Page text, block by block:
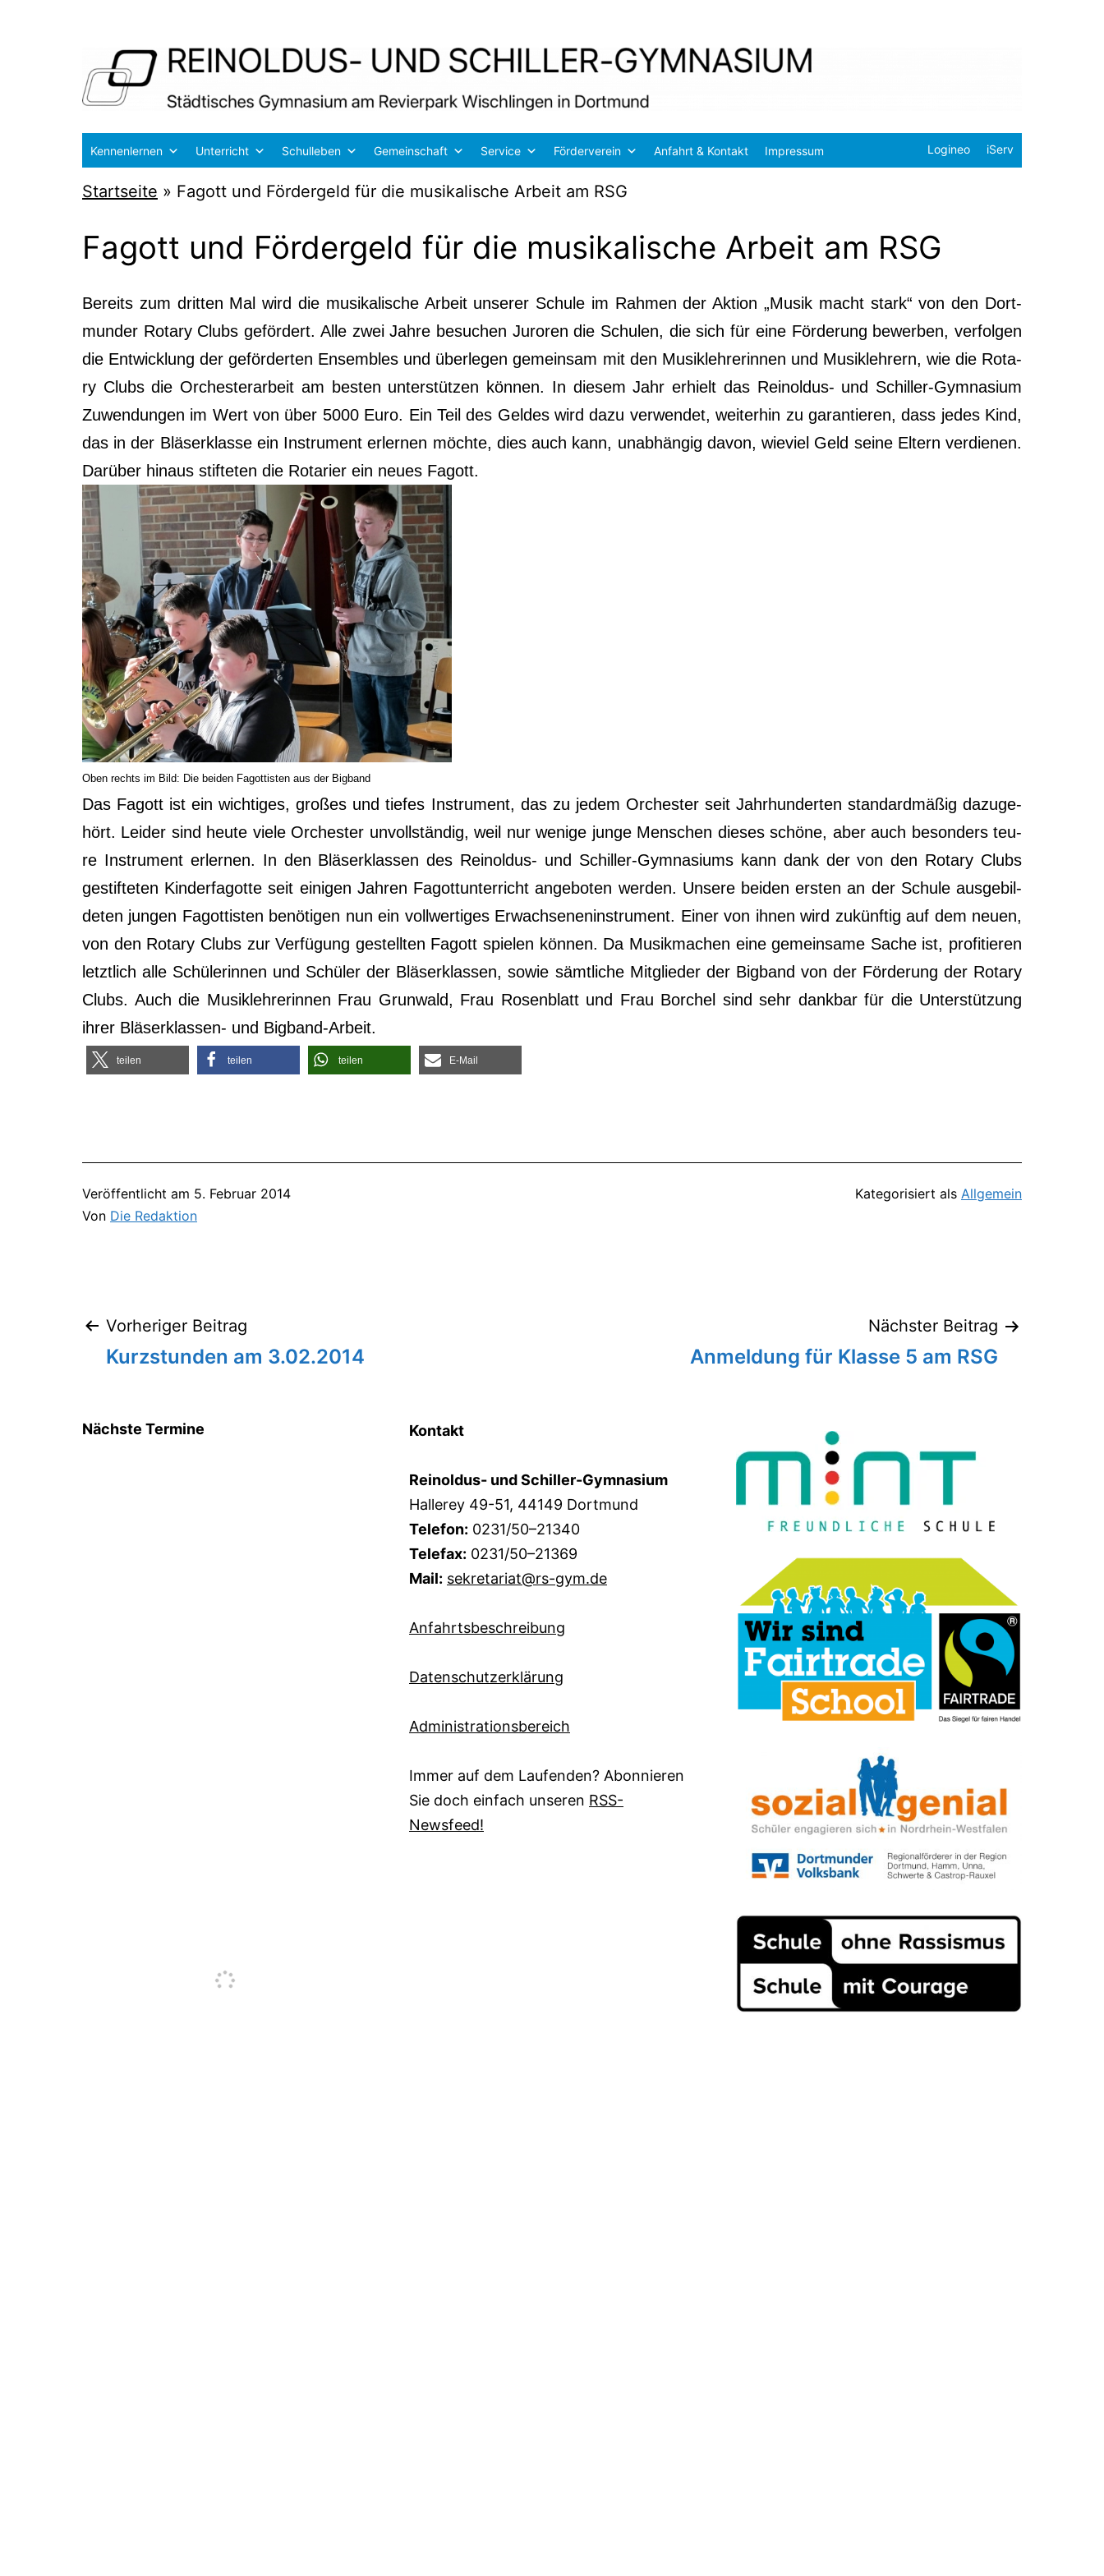
Reinoldus-
und
Schiller-
Dortmund
Kennenlernen Unterricht Schulleben Gemeinschaft Service Förderverein Anfahrt & Kontakt Impressum iServ
Logineo
Startseite » Fagott und Fördergeld für die musikalische Arbeit am RSG
Fagott und Fördergeld für die musikalische Arbeit am RSG
Bereits zum drit­ten Mal wird die musi­ka­li­sche Arbeit unse­rer Schu­le im Rah­men der Akti­on „Musik macht stark“ von den Dort­
mun­der Rota­ry Clubs geför­dert. Alle zwei Jah­re besu­chen Juro­ren die Schu­len, die sich für eine För­de­rung bewer­ben, ver­fol­gen
die Ent­wick­lung der geför­der­ten Ensem­bles und über­le­gen gemein­sam mit den Musik­leh­re­rin­nen und Musik­leh­rern, wie die Rota­
ry Clubs die Orches­ter­ar­beit am bes­ten unter­stüt­zen kön­nen. In die­sem Jahr erhielt das Rein­ol­dus- und Schil­ler-Gym­na­si­um
Zuwen­dun­gen im Wert von über 5000 Euro. Ein Teil des Gel­des wird dazu ver­wen­det, wei­ter­hin zu garan­tie­ren, dass jedes Kind,
das in der Blä­ser­klas­se ein Instru­ment erler­nen möch­te, dies auch kann, unab­hän­gig davon, wie­viel Geld sei­ne Eltern ver­die­nen.
Dar­über hin­aus stif­te­ten die Rota­ri­er ein neu­es Fagott.
Oben rechts im Bild: Die bei­den Fagot­tis­ten aus der Bigband
Das Fagott ist ein wich­ti­ges, gro­ßes und tie­fes Instru­ment, das zu jedem Orches­ter seit Jahr­hun­der­ten stan­dard­mä­ßig dazu­ge­
hört. Lei­der sind heu­te vie­le Orches­ter unvoll­stän­dig, weil nur weni­ge jun­ge Men­schen die­ses schö­ne, aber auch beson­ders teu­
re Instru­ment erler­nen. In den Blä­ser­klas­sen des Rein­ol­dus- und Schil­ler-Gym­na­si­ums kann dank der von den Rota­ry Clubs
gestif­te­ten Kin­der­fa­got­te seit eini­gen Jah­ren Fagott­un­ter­richt ange­bo­ten wer­den. Unse­re bei­den ers­ten an der Schu­le aus­ge­bil­
de­ten jun­gen Fagot­tis­ten benö­ti­gen nun ein voll­wer­ti­ges Erwach­se­nen­in­stru­ment. Einer von ihnen wird zukünf­tig auf dem neu­en,
von den Rota­ry Clubs zur Ver­fü­gung gestell­ten Fagott spie­len kön­nen. Da Musik­ma­chen eine gemein­sa­me Sache ist, pro­fi­tie­ren
letzt­lich alle Schü­le­rin­nen und Schü­ler der Blä­ser­klas­sen, sowie sämt­li­che Mit­glie­der der Big­band von der För­de­rung der Rota­ry
Clubs. Auch die Musik­leh­re­rin­nen Frau Grun­wald, Frau Rosen­blatt und Frau Bor­chel sind sehr dank­bar für die Unter­stüt­zung
ihrer Blä­ser­klas­sen- und Bigband-Arbeit.
tei­len tei­len tei­len E‑Mail
Veröffentlicht am 5. Februar 2014
Von Die Redaktion
Kategorisiert als Allgemein
Beitragsnavigation
Vorheriger Beitrag
Kurzstunden am 3.02.2014
Nächster Beitrag
Anmeldung für Klasse 5 am RSG
Nächste Termine Kontakt
Reinoldus- und Schiller-Gymnasium
Hallerey 49-51, 44149 Dortmund
Telefon: 0231/50–21340
Telefax: 0231/50–21369
Mail: sekretariat@rs-gym.de
Anfahrtsbeschreibung
Datenschutzerklärung
Administrationsbereich
Immer auf dem Laufenden? Abonnieren
Sie doch einfach unseren RSS-
Newsfeed!